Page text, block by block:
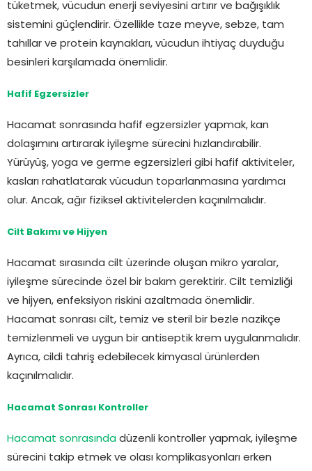
tüketmek, vücudun enerji seviyesini artırır ve bağışıklık
sistemini güçlendirir. Özellikle taze meyve, sebze, tam
tahıllar ve protein kaynakları, vücudun ihtiyaç duyduğu
besinleri karşılamada önemlidir.
Hafif Egzersizler
Hacamat sonrasında hafif egzersizler yapmak, kan
dolaşımını artırarak iyileşme sürecini hızlandırabilir.
Yürüyüş, yoga ve germe egzersizleri gibi hafif aktiviteler,
kasları rahatlatarak vücudun toparlanmasına yardımcı
olur. Ancak, ağır fiziksel aktivitelerden kaçınılmalıdır.
Cilt Bakımı ve Hijyen
Hacamat sırasında cilt üzerinde oluşan mikro yaralar,
iyileşme sürecinde özel bir bakım gerektirir. Cilt temizliği
ve hijyen, enfeksiyon riskini azaltmada önemlidir.
Hacamat sonrası cilt, temiz ve steril bir bezle nazikçe
temizlenmeli ve uygun bir antiseptik krem uygulanmalıdır.
Ayrıca, cildi tahriş edebilecek kimyasal ürünlerden
kaçınılmalıdır.
Hacamat Sonrası Kontroller
Hacamat sonrasında düzenli kontroller yapmak, iyileşme
sürecini takip etmek ve olası komplikasyonları erken